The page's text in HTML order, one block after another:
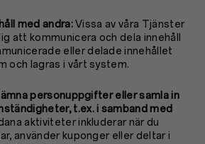
med andra:Vissa av våra Tjänster
att kommunicera och dela innehåll
eller delade innehållet
och lagras i vårt system.
personuppgifter eller samla in
t.ex. i samband med
aktiviteter inkluderar när du
använder kuponger eller deltar i